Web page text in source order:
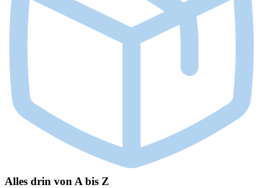
Alles drin von A bis Z